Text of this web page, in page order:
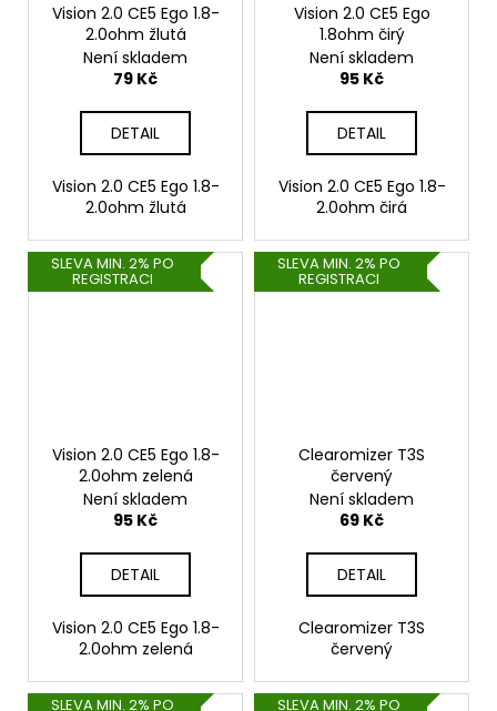
Vision 2.0 CE5 Ego 1.8-
2.0ohm žlutá
Není skladem
79 Kč
DETAIL
Vision 2.0 CE5 Ego 1.8-
2.0ohm žlutá
Vision 2.0 CE5 Ego
1.8ohm čirý
Není skladem
95 Kč
DETAIL
Vision 2.0 CE5 Ego 1.8-
2.0ohm čirá
SLEVA MIN. 2% PO
REGISTRACI
Vision 2.0 CE5 Ego 1.8-
2.0ohm zelená
Není skladem
95 Kč
DETAIL
Vision 2.0 CE5 Ego 1.8-
2.0ohm zelená
SLEVA MIN. 2% PO
REGISTRACI
Clearomizer T3S
červený
Není skladem
69 Kč
DETAIL
Clearomizer T3S
červený
SLEVA MIN. 2% PO SLEVA MIN. 2% PO